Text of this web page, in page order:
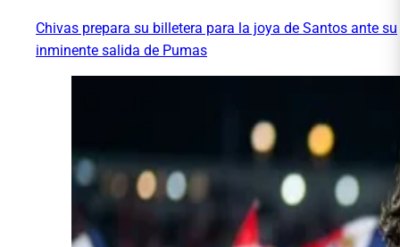
Chivas prepara su billetera para la joya de Santos ante su
inminente salida de Pumas